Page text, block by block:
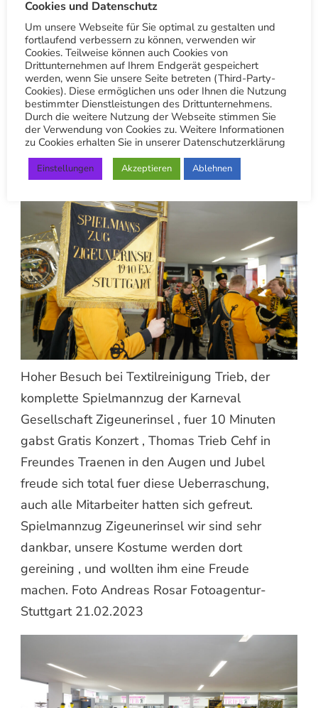
freude sich total fuer diese Ueberraschung,
auch alle Mitarbeiter hatten sich gefreut.
Spielmannzug Zigeunerinsel wir sind sehr
dankbar, unsere Kostume werden dort
gereining , und wollten ihm eine Freude
machen. Foto Andreas Rosar Fotoagentur-
Stuttgart 21.02.2023
Hoher Besuch bei Textilreinigung Trieb, der
komplette Spielmannzug der Karneval
Gesellschaft Zigeunerinsel , fuer 10 Minuten
gabst Gratis Konzert , Thomas Trieb Cehf in
Freundes Traenen in den Augen und Jubel
freude sich total fuer diese Ueberraschung,
auch alle Mitarbeiter hatten sich gefreut.
Spielmannzug Zigeunerinsel wir sind sehr
dankbar, unsere Kostume werden dort
gereining , und wollten ihm eine Freude
machen. Foto Andreas Rosar Fotoagentur-
Stuttgart 21.02.2023
Cookies und Datenschutz
Um unsere Webseite für Sie optimal zu gestalten und
fortlaufend verbessern zu können, verwenden wir
Cookies. Teilweise können auch Cookies von
Drittunternehmen auf Ihrem Endgerät gespeichert
werden, wenn Sie unsere Seite betreten (Third-Party-
Cookies). Diese ermöglichen uns oder Ihnen die Nutzung
bestimmter Dienstleistungen des Drittunternehmens.
Durch die weitere Nutzung der Webseite stimmen Sie
der Verwendung von Cookies zu. Weitere Informationen
zu Cookies erhalten Sie in unserer Datenschutzerklärung
Einstellungen Akzeptieren Ablehnen